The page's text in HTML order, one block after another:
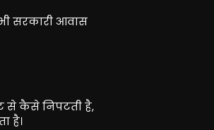
सरकारी आवास
से कैसे निपटती है,
है।